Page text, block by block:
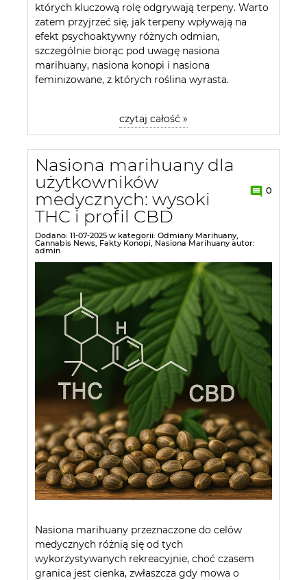
których kluczową rolę odgrywają terpeny. Warto
zatem przyjrzeć się, jak terpeny wpływają na
efekt psychoaktywny różnych odmian,
szczególnie biorąc pod uwagę nasiona
marihuany, nasiona konopi i nasiona
feminizowane, z których roślina wyrasta.
czytaj całość »
Nasiona marihuany dla
użytkowników
medycznych: wysoki
THC i profil CBD
0
Dodano: 11-07-2025 w kategorii: Odmiany Marihuany,
Cannabis News, Fakty Konopi, Nasiona Marihuany autor:
admin
Nasiona marihuany przeznaczone do celów
medycznych różnią się od tych
wykorzystywanych rekreacyjnie, choć czasem
granica jest cienka, zwłaszcza gdy mowa o